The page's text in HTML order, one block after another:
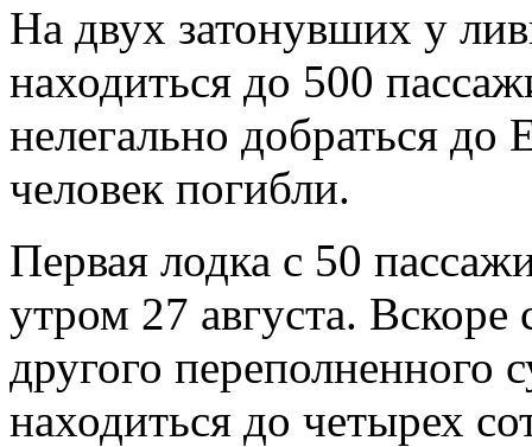
На двух затонувших у
находиться до 500
нелегально добраться
человек погибли.
Первая лодка с 50
утром 27 августа. Вскоре
другого переполненного
находиться до четырех